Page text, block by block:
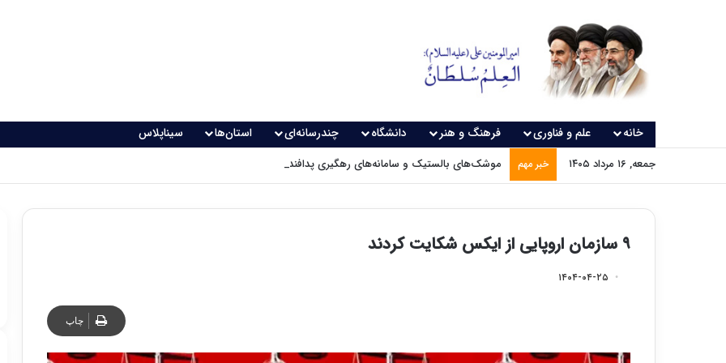
خانه علم و فناوری فرهنگ و هنر دانشگاه چندرسانه‌ای استان‌ها سیناپلاس
جمعه, ۱۶ مرداد ۱۴۰۵ خبر مهم موشک‌های بالستیک و سامانه‌های رهگیری پدافندی چگونه کار می کنند؟
۹ سازمان اروپایی از ایکس شکایت کردند
۱۴۰۴-۰۴-۲۵
چاپ